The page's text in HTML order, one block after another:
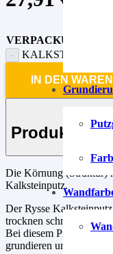
VERPACKUNG
IN DEN
Produkt-
Die Körnung (Struktur)
Kalksteinputz.
Der Rysse
trocknen schnell, sind
Bei diesem Produkt
grundieren und 2-lagig